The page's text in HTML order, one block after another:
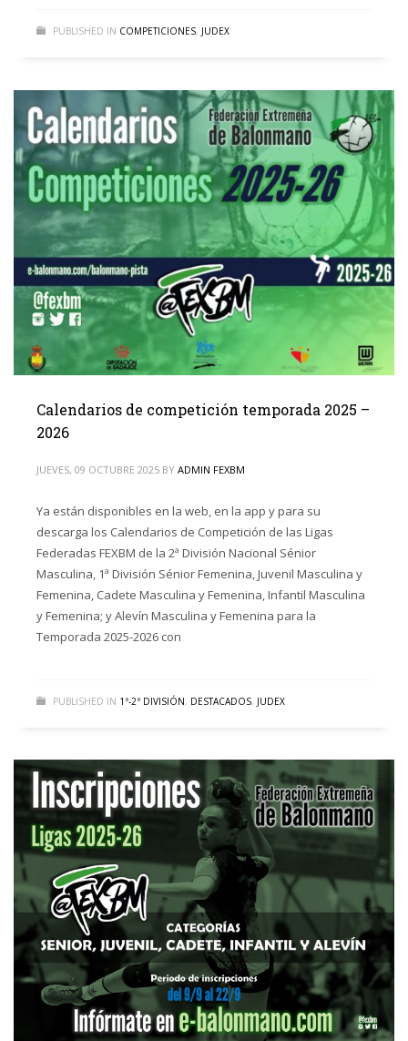
PUBLISHED IN COMPETICIONES, JUDEX
Calendarios de competición temporada 2025 –
2026
JUEVES, 09 OCTUBRE 2025 BY ADMIN FEXBM
Ya están disponibles en la web, en la app y para su
descarga los Calendarios de Competición de las Ligas
Federadas FEXBM de la 2ª División Nacional Sénior
Masculina, 1ª División Sénior Femenina, Juvenil Masculina y
Femenina, Cadete Masculina y Femenina, Infantil Masculina
y Femenina; y Alevín Masculina y Femenina para la
Temporada 2025-2026 con
PUBLISHED IN 1ª-2ª DIVISIÓN, DESTACADOS, JUDEX